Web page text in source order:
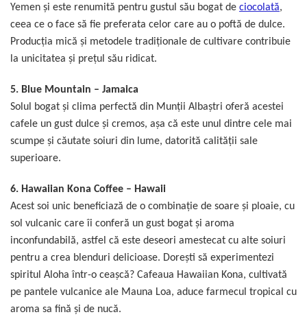
Yemen şi este renumită pentru gustul său bogat de ciocolată,
ceea ce o face să fie preferata celor care au o poftă de dulce.
Producţia mică și metodele tradiționale de cultivare contribuie
la unicitatea și prețul său ridicat.
5. Blue Mountain – Jamaica
Solul bogat și clima perfectă din Munții Albaștri oferă acestei
cafele un gust dulce și cremos, așa că este unul dintre cele mai
scumpe și căutate soiuri din lume, datorită calității sale
superioare.
6. Hawaiian Kona Coffee – Hawaii
Acest soi unic beneficiază de o combinație de soare și ploaie, cu
sol vulcanic care îi conferă un gust bogat și aroma
inconfundabilă, astfel că este deseori amestecat cu alte soiuri
pentru a crea blenduri delicioase. Doreşti să experimentezi
spiritul Aloha într-o ceașcă? Cafeaua Hawaiian Kona, cultivată
pe pantele vulcanice ale Mauna Loa, aduce farmecul tropical cu
aroma sa fină și de nucă.